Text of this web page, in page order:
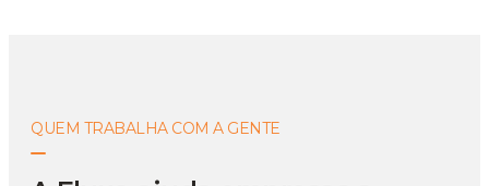
QUEM TRABALHA COM A GENTE